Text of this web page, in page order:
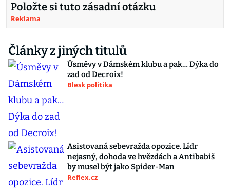
Položte si tuto zásadní otázku
Reklama
Články z jiných titulů
Úsměvy v Dámském klubu a pak… Dýka do
zad od Decroix!
Blesk politika
Asistovaná sebevražda opozice. Lídr
nejasný, dohoda ve hvězdách a Antibabiš
by musel být jako Spider-Man
Reflex.cz